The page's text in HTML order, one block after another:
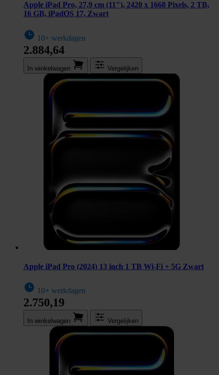
Apple iPad Pro, 27,9 cm (11"), 2420 x 1668 Pixels, 2 TB,
16 GB, iPadOS 17, Zwart
10+ werkdagen
2.884,64
In winkel­wagen Vergelijken
Apple iPad Pro (2024) 13 inch 1 TB Wi-Fi + 5G Zwart
10+ werkdagen
2.750,19
In winkel­wagen Vergelijken